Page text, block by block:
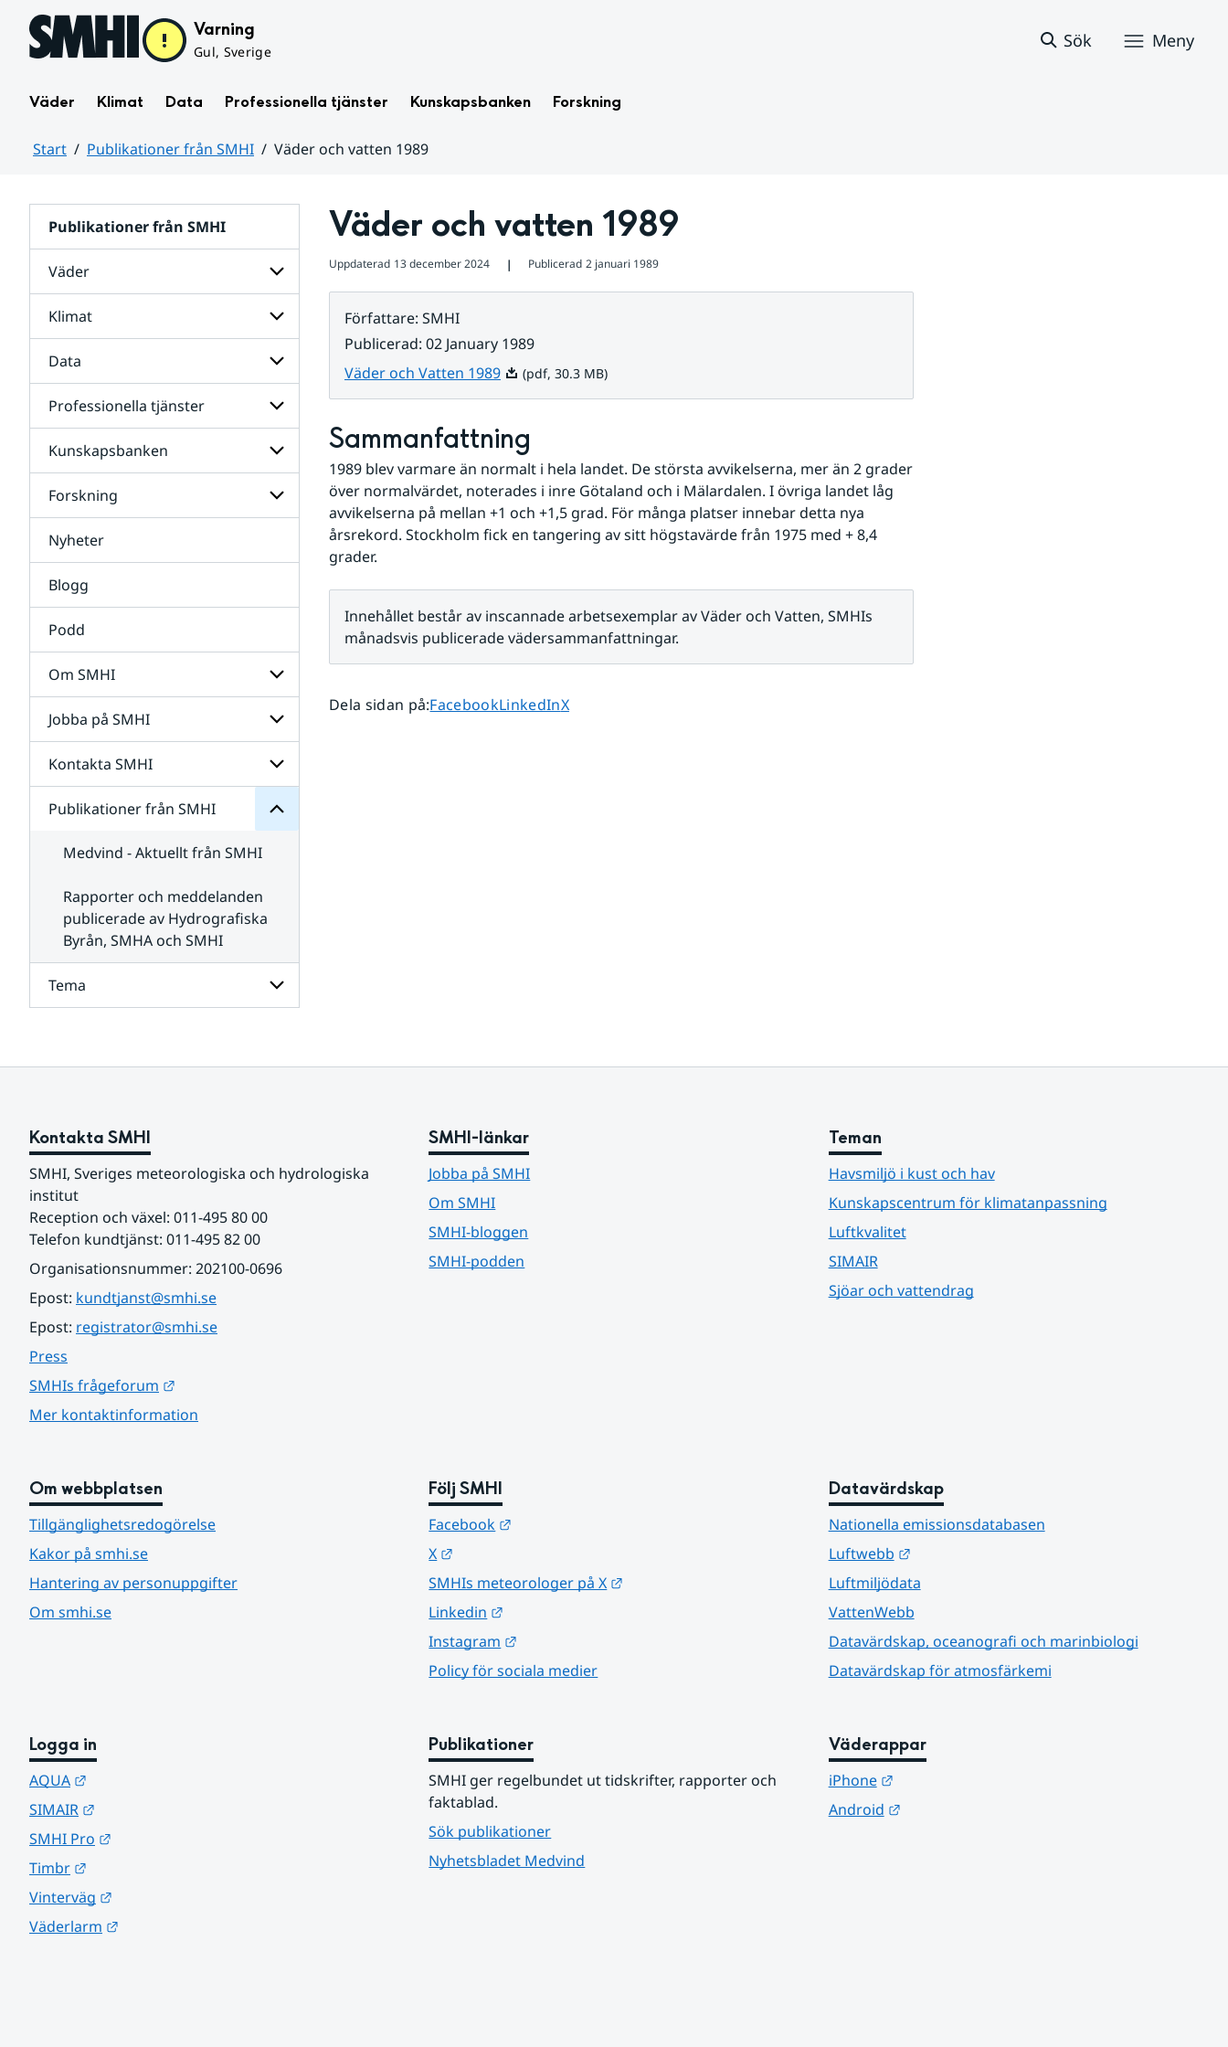
Hoppa till sidans innehåll Varning
Gul, Sverige
Sök Meny
Väder Klimat Data Professionella tjänster Kunskapsbanken Forskning
Start Publikationer från SMHI
Väder och vatten 1989
Publikationer från SMHI
Väder
Undersidor
för
Väder
Klimat
Undersidor
för
Klimat
Data
Undersidor
för
Data
Professionella tjänster
Undersidor
för
Professionella
tjänster
Kunskapsbanken
Undersidor
för
Kunskapsbanken
Forskning
Undersidor
för
Nyheter
Blogg
Podd
Om SMHI
Undersidor
för
Om
SMHI
Jobba på SMHI
Undersidor
för
Jobba
på
Kontakta SMHI
Undersidor
Kontakta
SMHI
Publikationer från SMHI
Undersidor
för
Publikationer
från
SMHI
Medvind - Aktuellt från SMHI
Rapporter och meddelanden
publicerade av Hydrografiska
Byrån, SMHA och SMHI
Tema
Tema
Väder och vatten 1989
Uppdaterad 13 december 2024 ❘ Publicerad 2 januari 1989
Författare: SMHI
Publicerad: 02 January 1989
Väder och Vatten 1989Pdf, 30.3 MB.
(pdf, 30.3 MB)
Sammanfattning
1989 blev varmare än normalt i hela landet. De största avvikelserna, mer än 2 grader
över normalvärdet, noterades i inre Götaland och i Mälardalen. I övriga landet låg
avvikelserna på mellan +1 och +1,5 grad. För många platser innebar detta nya
årsrekord. Stockholm fick en tangering av sitt högstavärde från 1975 med + 8,4
grader.
Innehållet består av inscannade arbetsexemplar av Väder och Vatten, SMHIs
månadsvis publicerade vädersammanfattningar.
Dela sidan på:Dela sidan på
FacebookDela sidan på
LinkedInDela sidan på
X
Kontakta SMHI
SMHI, Sveriges meteorologiska och hydrologiska
institut
Reception och växel: 011-495 80 00
Telefon kundtjänst: 011-495 82 00
Organisationsnummer: 202100-0696
Epost: kundtjanst@smhi.se
Epost: registrator@smhi.se
Press
SMHIs frågeforum
Mer kontaktinformation
SMHI-länkar
Jobba på SMHI
Om SMHI
SMHI-bloggen
SMHI-podden
Teman
Havsmiljö i kust och hav
Kunskapscentrum för klimatanpassning
Luftkvalitet
SIMAIR
Sjöar och vattendrag
Om webbplatsen
Tillgänglighetsredogörelse
Kakor på smhi.se
Hantering av personuppgifter
Om smhi.se
Följ SMHI
Facebook
X
SMHIs meteorologer på X
Linkedin
Instagram
Policy för sociala medier
Datavärdskap
Nationella emissionsdatabasen
Luftwebb
Länk till annan webbplats.
Luftmiljödata
VattenWebb
Datavärdskap, oceanografi och marinbiologi
Datavärdskap för atmosfärkemi
Logga in
AQUA
SIMAIR
SMHI Pro
Timbr
Vinterväg
Väderlarm
Publikationer
SMHI ger regelbundet ut tidskrifter, rapporter och
faktablad.
Sök publikationer
Nyhetsbladet Medvind
Väderappar
iPhone
Länk till annan webbplats.
Android
Länk till annan webbplats.